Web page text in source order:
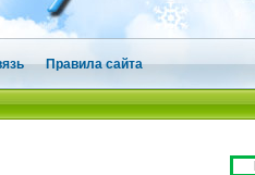
Правила сайта